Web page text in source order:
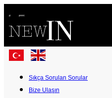
Sıkça Sorulan Sorular
Bize Ulaşın